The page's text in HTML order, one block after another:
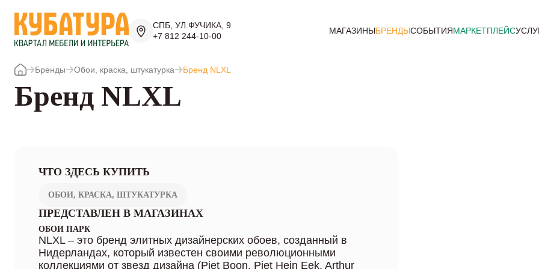
СПБ, УЛ.ФУЧИКА, 9
+7 812 244-10-00
МАГАЗИНЫБРЕНДЫСОБЫТИЯМАРКЕТПЛЕЙС
Бренды Обои, краска, штукатурка Бренд NLXL
Бренд NLXL
ЧТО ЗДЕСЬ КУПИТЬ
ОБОИ, КРАСКА, ШТУКАТУРКА
ПРЕДСТАВЛЕН В МАГАЗИНАХ
ОБОИ ПАРК
NLXL – это бренд элитных дизайнерских обоев, созданный в
Нидерландах, который известен своими революционными
коллекциями от звезд дизайна (Piet Boon, Piet Hein Eek, Arthur